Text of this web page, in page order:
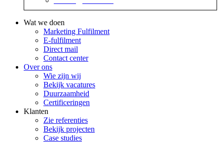
Wat we doen
Marketing Fulfilment
E-fulfilment
Direct mail
Contact center
Over ons
Wie zijn wij
Bekijk vacatures
Duurzaamheid
Certificeringen
Klanten
Zie referenties
Bekijk projecten
Case studies